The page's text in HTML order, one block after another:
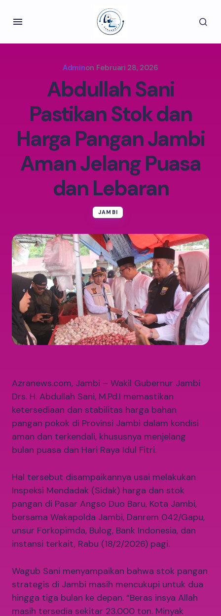
Adminon Februari 28, 2026
Abdullah Sani
Pastikan Stok dan
Harga Pangan Jambi
Aman Jelang Puasa
dan Lebaran
JAMBI
Azranews.com, Jambi – Wakil Gubernur Jambi
Drs. H. Abdullah Sani, M.Pd.I memastikan
ketersediaan dan stabilitas harga bahan
pangan pokok di Provinsi Jambi dalam kondisi
aman dan terkendali, khususnya menjelang
bulan puasa dan Hari Raya Idul Fitri.
Hal tersebut disampaikannya usai melakukan
Inspeksi Mendadak (Sidak) harga dan stok
pangan di Pasar Angso Duo Baru, Kota Jambi,
bersama Wakapolda Jambi, Danrem 042/Gapu,
unsur Forkopimda, Bulog, Bank Indonesia, dan
instansi terkait, Rabu (18/2/2026) pagi.
Wagub Sani menyampaikan bahwa stok pangan
strategis di Jambi masih mencukupi untuk dua
hingga tiga bulan ke depan. “Beras insya Allah
masih tersedia sekitar 23.000 ton. Minyak